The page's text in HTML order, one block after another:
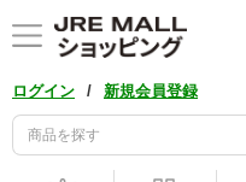
ログイン / 新規会員登録